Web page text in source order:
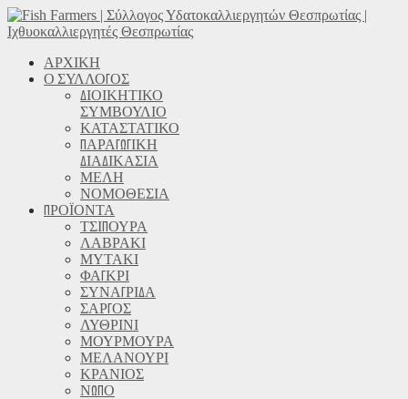
ΑΡΧΙΚΗ
Ο ΣΥΛΛΟΓΟΣ
ΔΙΟΙΚΗΤΙΚΟ
ΣΥΜΒΟΥΛΙΟ
ΚΑΤΑΣΤΑΤΙΚΟ
ΠΑΡΑΓΩΓΙΚΗ
ΔΙΑΔΙΚΑΣΙΑ
ΜΕΛΗ
ΝΟΜΟΘΕΣΙΑ
ΠΡΟΪΟΝΤΑ
ΤΣΙΠΟΥΡΑ
ΛΑΒΡΑΚΙ
ΜΥΤΑΚΙ
ΦΑΓΚΡΙ
ΣΥΝΑΓΡΙΔΑ
ΣΑΡΓΟΣ
ΛΥΘΡΙΝΙ
ΜΟΥΡΜΟΥΡΑ
ΜΕΛΑΝΟΥΡΙ
ΚΡΑΝΙΟΣ
ΝΩΠΟ